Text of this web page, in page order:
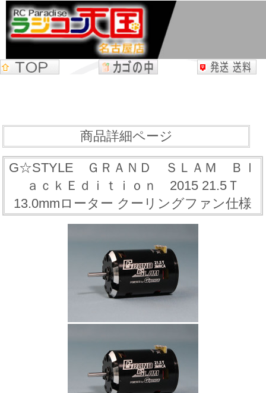
商品詳細ページ
G☆STYLE ＧＲＡＮＤ ＳＬＡＭ Ｂｌ
ａｃｋＥｄｉｔｉｏｎ 2015 21.5Ｔ
13.0mmローター クーリングファン仕様